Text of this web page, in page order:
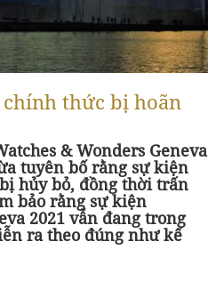
chính thức bị hoãn
& Wonders Geneva
tuyên bố rằng sự kiện
hủy bỏ, đồng thời trấn
bảo rằng sự kiện
2021 vẫn đang trong
ra theo đúng như kế